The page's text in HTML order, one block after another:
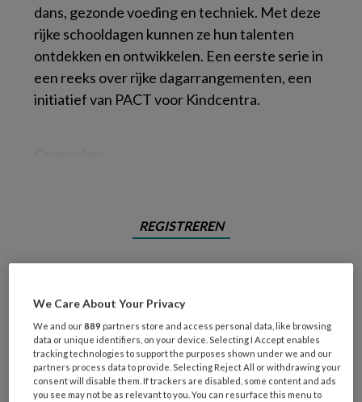
dans, gezonde voeding en techniek. Met deze
rijke schooldagen kunnen ze hun talenten
ontdekken en ontwikkelen. Een eerste serie in
een reeks over rijke dagarrangementen, een
initiatief van PACT voor Kindcentra.
REGISTREREN
Wil je dit artikel lezen?
Maak gratis een account aan en lees 2
artikelen gratis per maand
Al een account of abonnement?Log dan in
We Care About Your Privacy
We and our889 partners store and access personal data, like browsing
data or unique identifiers, on your device. Selecting I Accept enables
tracking technologies to support the purposes shown under we and our
partners process data to provide. Selecting Reject All or withdrawing your
consent will disable them. If trackers are disabled, some content and ads
you see may not be as relevant to you. You can resurface this menu to